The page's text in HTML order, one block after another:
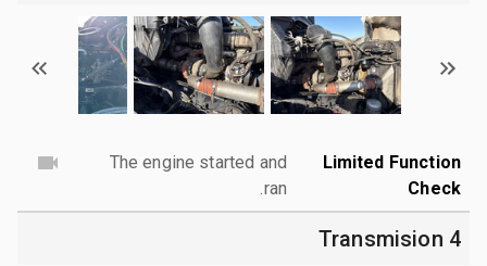
Limited Function
Check
The engine started and
ran.
4 Transmision